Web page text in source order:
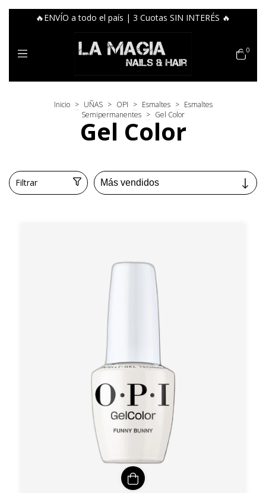
🔥ENVÍO a todo el país | 3 Cuotas SIN INTERÉS 🔥
0
Inicio > UÑAS > OPI > Esmaltes > Esmaltes
Semipermanentes > Gel Color
Gel Color
Filtrar